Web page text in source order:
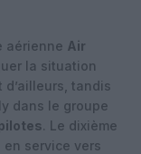
aérienne Air
la situation
d’ailleurs, tandis
dans le groupe
. Le dixième
service vers